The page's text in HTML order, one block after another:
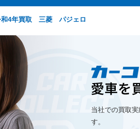
和4年買取 三菱 パジェロ
当社での買取
す。